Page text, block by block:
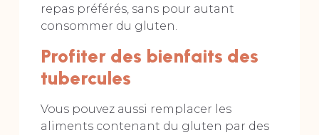
repas préférés, sans pour autant
consommer du gluten.
Profiter des bienfaits des
tubercules
Vous pouvez aussi remplacer les
aliments contenant du gluten par des